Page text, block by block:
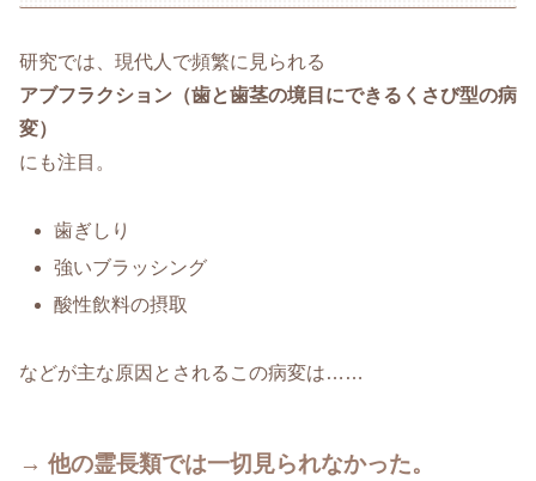
研究では、現代人で頻繁に見られる
アブフラクション（歯と歯茎の境目にできるくさび型の病
変）
にも注目。
歯ぎしり
強いブラッシング
酸性飲料の摂取
などが主な原因とされるこの病変は……
→ 他の霊長類では一切見られなかった。